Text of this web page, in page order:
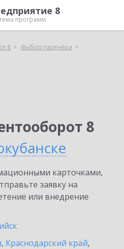
8
программ
8
Выбор партнёра
8
карточками,
заявку на
или внедрение
, Краснодарский край,